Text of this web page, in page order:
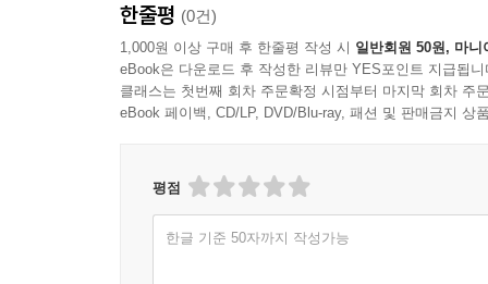
한줄평 (0건)
1,000원 이상 구매 후 한줄평 작성 시 일반회원 50원, 마니
eBook은 다운로드 후 작성한 리뷰만 YES포인트 지급됩니
클래스는 첫번째 회차 주문확정 시점부터 마지막 회차 주
eBook 페이백, CD/LP, DVD/Blu-ray, 패션 및 판매금지 상
평점
한글 기준 50자까지 작성가능